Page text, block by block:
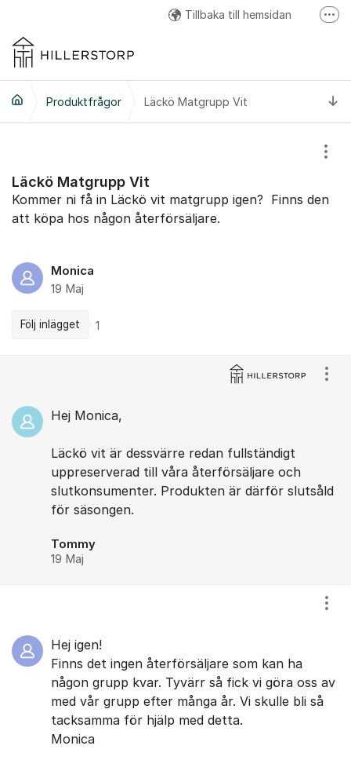
Tillbaka till hemsidan
Hillerstorp Youtube
Produktfrågor Läckö Matgrupp Vit
Läckö Matgrupp Vit
Kommer ni få in Läckö vit matgrupp igen? Finns den
att köpa hos någon återförsäljare.
Monica
19 Maj
Följ inlägget 1
Hej Monica,
Läckö vit är dessvärre redan fullständigt
uppreserverad till våra återförsäljare och
slutkonsumenter. Produkten är därför slutsåld
för säsongen.
Tommy
19 Maj
Hej igen!
Finns det ingen återförsäljare som kan ha
någon grupp kvar. Tyvärr så fick vi göra oss av
med vår grupp efter många år. Vi skulle bli så
tacksamma för hjälp med detta.
Monica